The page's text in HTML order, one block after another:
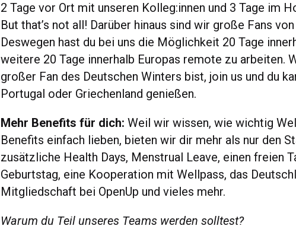
2 Tage vor Ort mit unseren Kolleg:innen und 3 Tage im
But that’s not all! Darüber hinaus sind wir große Fans
Deswegen hast du bei uns die Möglichkeit 20 Tage
weitere 20 Tage innerhalb Europas remote zu arbeiten.
großer Fan des Deutschen Winters bist, join us und du
Portugal oder Griechenland genießen.
Mehr Benefits für dich: Weil wir wissen, wie wichtig
Benefits einfach lieben, bieten wir dir mehr als nur den
zusätzliche Health Days, Menstrual Leave, einen freien
Geburtstag, eine Kooperation mit Wellpass, das
Mitgliedschaft bei OpenUp und vieles mehr.
Warum du Teil unseres Teams werden solltest?